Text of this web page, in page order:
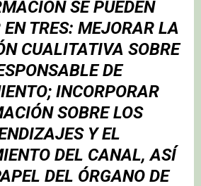
SE PUEDEN
EN TRES: MEJORAR LA
CUALITATIVA SOBRE
DE
INCORPORAR
SOBRE LOS
Y EL
DEL CANAL, ASÍ
DEL ÓRGANO DE